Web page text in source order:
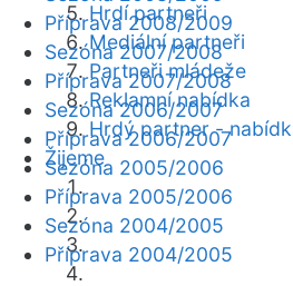
Hrdí partneři
Mediální partneři
Partneři mládeže
Reklamní nabídka
Hrdý partner -
Žijeme
Příprava 2008/2009
Sezóna 2007/2008
Příprava 2007/2008
Sezóna 2006/2007
Příprava 2006/2007
Sezóna 2005/2006
Příprava 2005/2006
Sezóna 2004/2005
Příprava 2004/2005